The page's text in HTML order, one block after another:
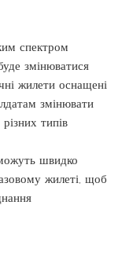
спектром
змінюватися
жилети оснащені
змінювати
типів
швидко
жилеті, щоб